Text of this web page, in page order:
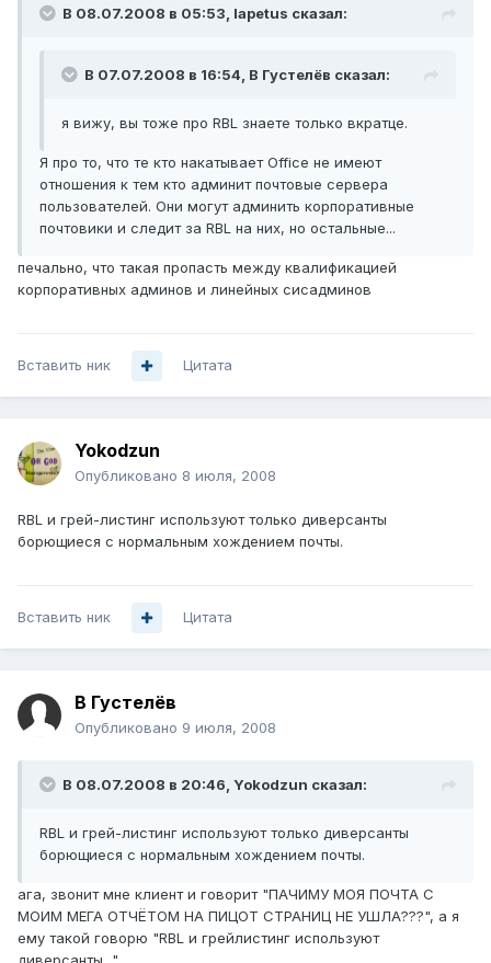
В 08.07.2008 в 05:53, Iapetus сказал:
В 07.07.2008 в 16:54, В Густелёв сказал:
я вижу, вы тоже про RBL знаете только вкратце.
Я про то, что те кто накатывает Office не имеют
отношения к тем кто админит почтовые сервера
пользователей. Они могут админить корпоративные
почтовики и следит за RBL на них, но остальные...
печально, что такая пропасть между квалификацией
корпоративных админов и линейных сисадминов
Вставить ник Цитата
Yokodzun
Опубликовано 8 июля, 2008
RBL и грей-листинг используют только диверсанты
борющиеся с нормальным хождением почты.
Вставить ник Цитата
В Густелёв
Опубликовано 9 июля, 2008
В 08.07.2008 в 20:46, Yokodzun сказал:
RBL и грей-листинг используют только диверсанты
борющиеся с нормальным хождением почты.
ага, звонит мне клиент и говорит "ПАЧИМУ МОЯ ПОЧТА С
МОИМ МЕГА ОТЧЁТОМ НА ПИЦОТ СТРАНИЦ НЕ УШЛА???", а я
ему такой говорю "RBL и грейлистинг используют